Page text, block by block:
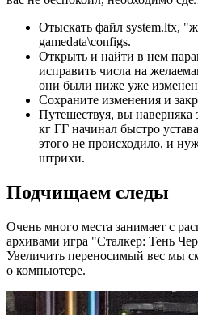
Отыскать файл system.ltx,
gamedata\configs.
Открыть и найти в нем
исправить числа на
они были ниже уже
Сохраните изменения и
Путешествуя, вы наверняка
кг ГГ начинал быстро
этого не происходило, и
штрихи.
Подчищаем следы
Очень много места занимает с
архивами игра "Сталкер: Тень
Увеличить переносимый вес мы
о компьютере.